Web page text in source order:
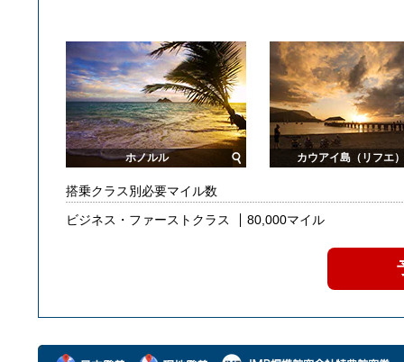
ホノルル カウアイ島（リフエ）
搭乗クラス別必要マイル数
ビジネス・ファーストクラス 80,000マイル